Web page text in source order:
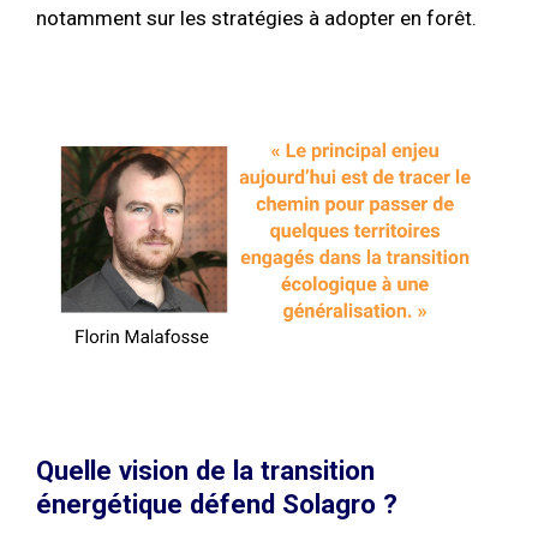
notamment sur les stratégies à adopter en forêt.
Quelle vision de la transition
énergétique défend Solagro ?